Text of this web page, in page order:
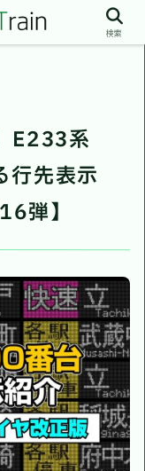
E233系
行先表示
弾】
検索